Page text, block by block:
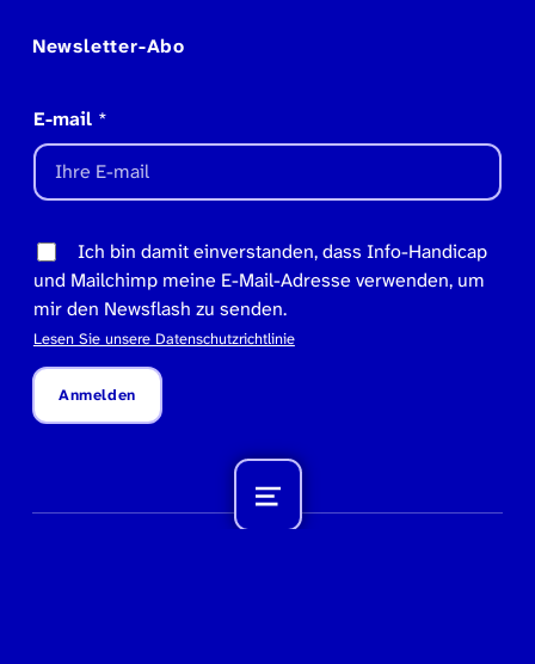
Menü
Newsletter-Abo
E-mail *
Ich bin damit einverstanden, dass Info-Handicap
und Mailchimp meine E-Mail-Adresse verwenden, um
mir den Newsflash zu senden.
Lesen Sie unsere Datenschutzrichtlinie
Anmelden